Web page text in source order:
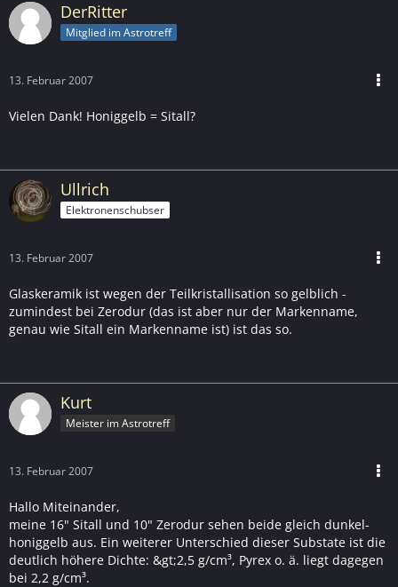
DerRitter
Mitglied im Astrotreff
13. Februar 2007
Vielen Dank! Honiggelb = Sitall?
Ullrich
Elektronenschubser
13. Februar 2007
Glaskeramik ist wegen der Teilkristallisation so gelblich -
zumindest bei Zerodur (das ist aber nur der Markenname,
genau wie Sitall ein Markenname ist) ist das so.
Kurt
Meister im Astrotreff
13. Februar 2007
Hallo Miteinander,
meine 16" Sitall und 10" Zerodur sehen beide gleich dunkel-
honiggelb aus. Ein weiterer Unterschied dieser Substate ist die
deutlich höhere Dichte: &gt;2,5 g/cm³, Pyrex o. ä. liegt dagegen
bei 2,2 g/cm³.